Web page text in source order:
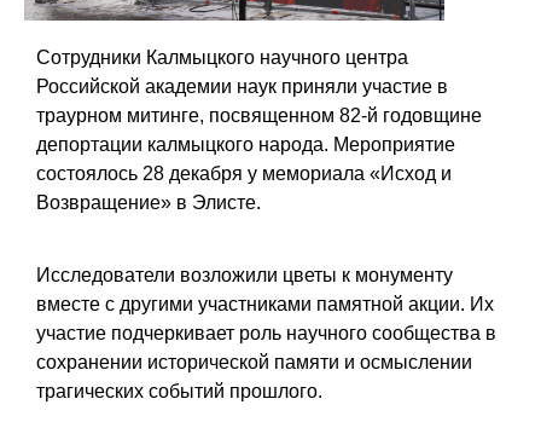
Сотрудники Калмыцкого научного центра
Российской академии наук приняли участие в
траурном митинге, посвященном 82-й годовщине
депортации калмыцкого народа. Мероприятие
состоялось 28 декабря у мемориала «Исход и
Возвращение» в Элисте.
Исследователи возложили цветы к монументу
вместе с другими участниками памятной акции. Их
участие подчеркивает роль научного сообщества в
сохранении исторической памяти и осмыслении
трагических событий прошлого.